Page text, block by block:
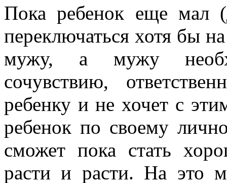
Пока ребенок еще мал
переключаться хотя бы
мужу, а мужу
сочувствию,
ребенку и не хочет с
ребенок по своему
сможет пока стать
расти и расти. На это